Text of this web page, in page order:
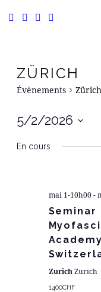
ZÜRICH
Évènements Zürich
5/2/2026
une
En cours
mai 1-10h00-
Seminar
Zurich Zurich
1400CHF